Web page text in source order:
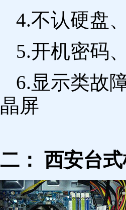
4.不认硬盘
5.开机密码
6.显示类故
晶屏
二： 西安台